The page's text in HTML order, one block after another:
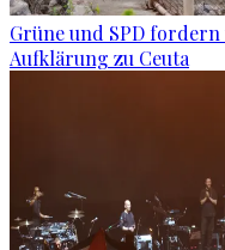
Grüne und SPD
Aufklärung zu Ceuta